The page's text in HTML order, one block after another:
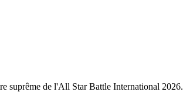
suprême de l'All Star Battle International 2026.